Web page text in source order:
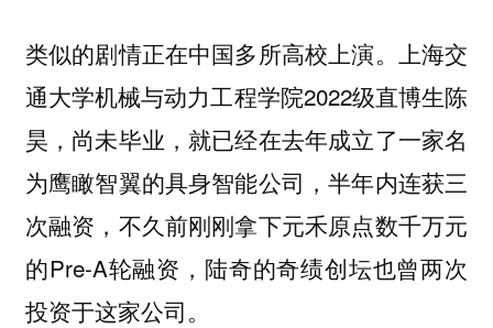
类似的剧情正在中国多所高校上演。上海交
通大学机械与动力工程学院2022级直博生陈
昊，尚未毕业，就已经在去年成立了一家名
为鹰瞰智翼的具身智能公司，半年内连获三
次融资，不久前刚刚拿下元禾原点数千万元
的Pre-A轮融资，陆奇的奇绩创坛也曾两次
投资于这家公司。